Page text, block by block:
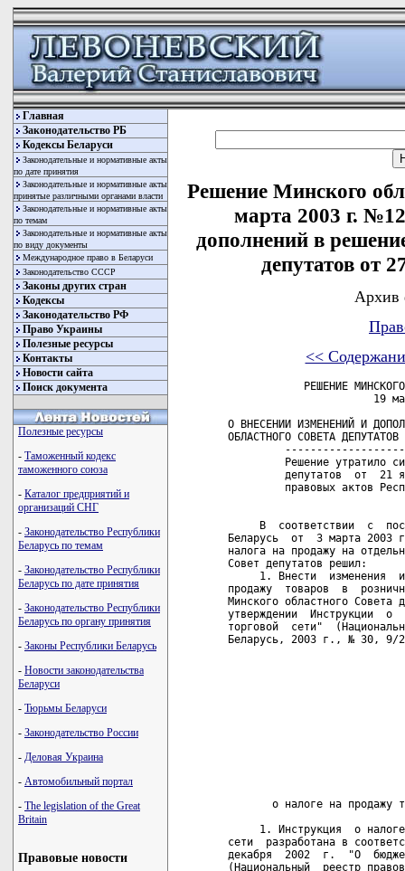
Главная
Законодательство РБ
Кодексы Беларуси
Законодательные и нормативные акты
по дате принятия
Законодательные и нормативные акты
принятые различными органами власти
Законодательные и нормативные акты
по темам
Законодательные и нормативные акты
по виду документы
Международное право в Беларуси
Законодательство СССР
Законы других стран
Кодексы
Законодательство РФ
Право Украины
Полезные ресурсы
Контакты
Новости сайта
Поиск документа
Полезные ресурсы
- Таможенный кодекс
таможенного союза
- Каталог предприятий и
организаций СНГ
- Законодательство Республики
Беларусь по темам
- Законодательство Республики
Беларусь по дате принятия
- Законодательство Республики
Беларусь по органу принятия
- Законы Республики Беларусь
- Новости законодательства
Беларуси
- Тюрьмы Беларуси
- Законодательство России
- Деловая Украина
- Автомобильный портал
- The legislation of the Great
Britain
Правовые новости
Решение Минского
марта 2003 г.
дополнений в
депутатов от
Архив
<<
РЕШЕНИЕ МИНСКОГО ОБЛАСТНОГО СОВЕТА ДЕПУТАТОВ
                       19 марта 2003 г. № 12

О ВНЕСЕНИИ ИЗМЕНЕНИЙ И ДОПОЛНЕНИЙ В РЕШЕНИЕ МИНСКОГО
ОБЛАСТНОГО СОВЕТА ДЕПУТАТОВ ОТ 27 ДЕКАБРЯ 2002 г. № 135
         --------------------------------------------------------+++
         Решение утратило силу решением Минского  областного  Совета
         депутатов  от  21 января 2004 г.  № 40 (Национальный реестр
         правовых актов Республики Беларусь, 2004 г., № 29,  9/3218)
            

     В  соответствии  с  постановлением  Совета Министров Республики
Беларусь  от  3 марта 2003 г. № 294 "О некоторых вопросах применения
налога на продажу на отдельные товары в 2003 году" Минский областной
Совет депутатов решил:
     1. Внести  изменения  и  дополнения  в  Инструкцию  о налоге на
продажу  товаров  в  розничной  торговой сети, утвержденную решением
Минского областного Совета депутатов от 27 декабря 2002 г. № 135 "Об
утверждении  Инструкции  о  налоге  на  продажу  товаров в розничной
торговой  сети"  (Национальный  реестр  правовых  актов   Республики
Беларусь, 2003 г., № 30, 9/2458), изложив ее в новой редакции:

                                                 "УТВЕРЖДЕНО
                                                 Решение
                                                 Минского областного
                                                 Совета депутатов
                                                 27.12.2002 № 135
                                                 (в редакции решения
                                                 Минского областного
                                                 Совета депутатов
                                                 19.03.2003 № 12)

                             ИНСТРУКЦИЯ
       о налоге на продажу товаров в розничной торговой сети

     1. Инструкция  о налоге на продажу товаров в розничной торговой
сети  разработана в соответствии с Законом Республики Беларусь от 28
декабря  2002  г.  "О  бюджете  Республики  Беларусь  на  2003  год"
(Национальный  реестр правовых актов Республики Беларусь, 2003 г., №
3, 2/918).
     2. Плательщиками налога на продажу товаров в розничной торговой
сети  (далее  - налог на продажу) являются юридические лица, включая
предприятия  с  иностранными  инвестициями и иностранные юридические
лица, участники договора о совместной деятельности, которым поручено
ведение    общих    дел   либо  получившие  выручку  от   реализации
налогооблагаемой  продукции, а также индивидуальные предприниматели,
если  иное  не  предусмотрено  законодательством Республики Беларусь
(далее - плательщики).
     Если  филиалы, другие обособленные подразделения не выделены на
отдельный  баланс,  не  имеют  счетов  в  банках  и  расположены  на
территории  Минской  области,  то  причитающиеся  суммы  налога   по
реализованной  ими  налогооблагаемой продукции уплачиваются в бюджет
по  месту  их  расположения  юридическими  лицами,  в состав которых
входят  указанные обособленные подразделения. Сводный реестр сумм на
уплату  налогов  с  приложением  извещений,  направляемых инспекциям
Министерства  по налогам и сборам, расположенным по месту нахождения
обособленных    подразделений,   представляется  юридическим   лицом
инспекции    Министерства  по  налогам  и  сборам  по  месту   своей
регистрации.
     3. Объектом  обложения  налогом  на продажу является выручка от
реализации  товаров  в  розничной  торговой  сети,  за   исключением
социально   значимых  товаров  по  перечню,  определяемому   Советом
Министров Республики Беларусь.
     Реализация  продукции  собственного производства и иных товаров
населению  со  склада  предприятия  за  наличный  расчет через кассу
предприятий    подлежит    лицензированию   и  считается   розничной
торговлей.
     Реализация  продукции  собственного производства и иных товаров
со  склада  работникам  предприятия  в погашение заработной платы не
рассматривается  как  розничная  торговля.  При  этом под погашением
заработной  платы  понимается  погашение задолженности по заработной
плате в связи с отсутствием денежных средств у предприятия.
     У    организаций  общественного  питания  налогом  на   продажу
облагается  выручка  от  реализации  покупных товаров через магазины
кулинарии  (отделы  полуфабрикатов),  буфеты,  кафетерии  и   другую
мелкорозничную    торговую    сеть    ресторанов,   кафе  и   баров,
осуществляющих их продажу без наценки общественного питания.
     Не   облагается  налогом  на  продажу  выручка  от   реализации
вышеназванных  товаров  у  налогоплательщиков,  уплачивающих сбор за
услуги гостиниц, кемпингов, отелей, ресторанов, кафе, баров.
     Не облагается налогом на продажу выручка от реализации товаров,
принятых  от физических лиц на комиссию, похоронных принадлежностей,
надгробных    памятников,  оград  и